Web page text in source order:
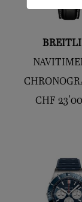
CHF